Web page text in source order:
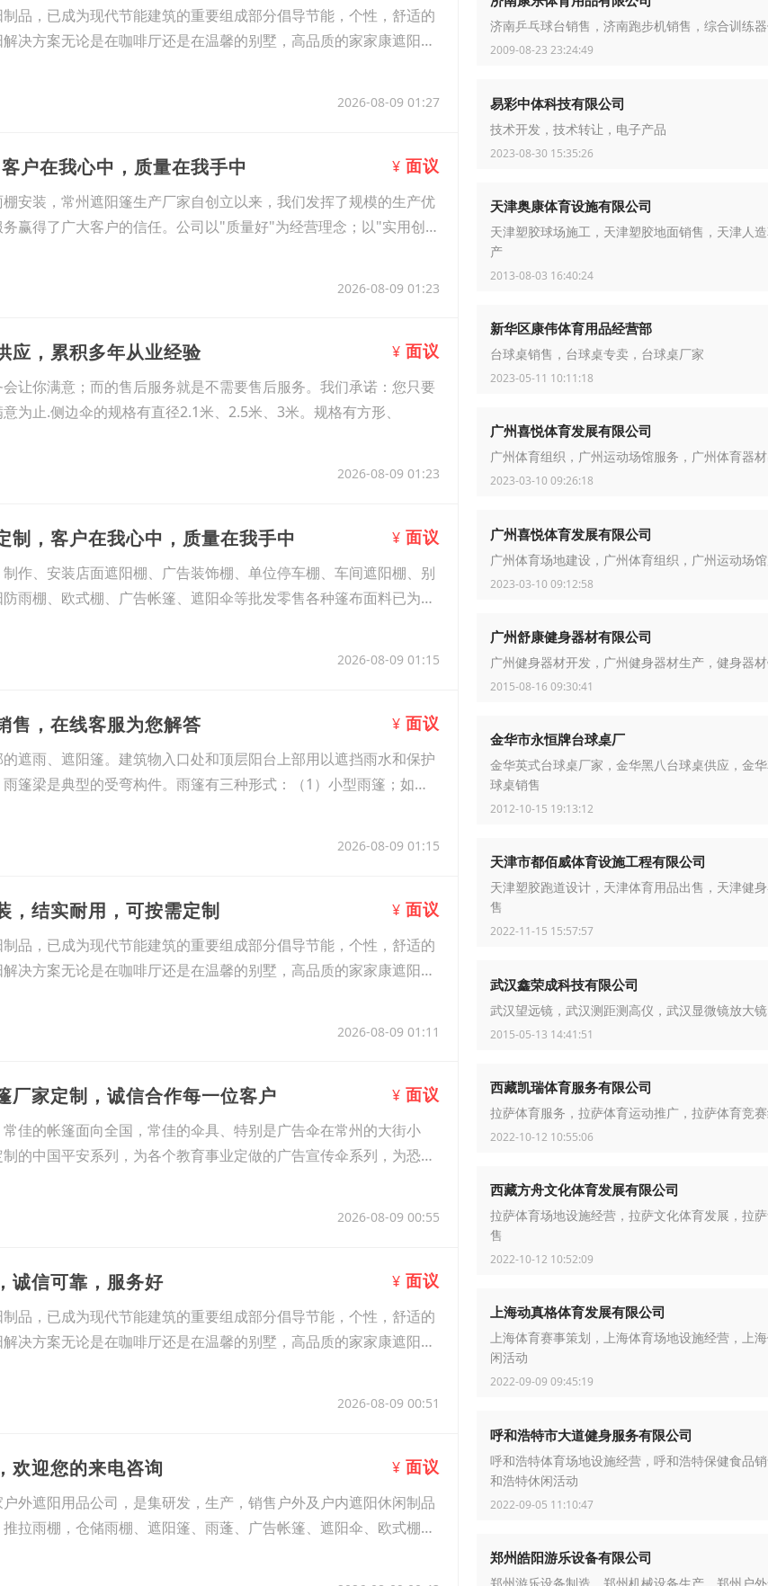
品，已成为现代节能建筑的重要组成部分倡导节能，个性，舒适的
决方案无论是在咖啡厅还是在温馨的别墅，高品质的家家康遮阳休
2026-08-09 01:27
户在我心中，质量在我手中 ¥ 面议
安装，常州遮阳篷生产厂家自创立以来，我们发挥了规模的生产优
赢得了广大客户的信任。公司以"质量好"为经营理念；以"实用创
2026-08-09 01:23
应，累积多年从业经验 ¥ 面议
让你满意；而的售后服务就是不需要售后服务。我们承诺：您只要
为止.侧边伞的规格有直径2.1米、2.5米、3米。规格有方形、
2026-08-09 01:23
制，客户在我心中，质量在我手中 ¥ 面议
作、安装店面遮阳棚、广告装饰棚、单位停车棚、车间遮阳棚、别
雨棚、欧式棚、广告帐篷、遮阳伞等批发零售各种篷布面料已为中
2026-08-09 01:15
售，在线客服为您解答 ¥ 面议
遮雨、遮阳篷。建筑物入口处和顶层阳台上部用以遮挡雨水和保护
篷梁是典型的受弯构件。雨篷有三种形式：（1）小型雨篷；如：
2026-08-09 01:15
，结实耐用，可按需定制 ¥ 面议
品，已成为现代节能建筑的重要组成部分倡导节能，个性，舒适的
决方案无论是在咖啡厅还是在温馨的别墅，高品质的家家康遮阳休
2026-08-09 01:11
厂家定制，诚信合作每一位客户 ¥ 面议
佳的帐篷面向全国，常佳的伞具、特别是广告伞在常州的大街小
的中国平安系列，为各个教育事业定做的广告宣传伞系列，为恐龙
2026-08-09 00:55
诚信可靠，服务好 ¥ 面议
品，已成为现代节能建筑的重要组成部分倡导节能，个性，舒适的
决方案无论是在咖啡厅还是在温馨的别墅，高品质的家家康遮阳休
2026-08-09 00:51
欢迎您的来电咨询 ¥ 面议
外遮阳用品公司，是集研发，生产，销售户外及户内遮阳休闲制品
拉雨棚，仓储雨棚、遮阳篷、雨蓬、广告帐篷、遮阳伞、欧式棚等
济南乒乓球台销售，济南跑步机销售，综合训练
2009-08-23 23:24:49
易彩中体科技有限公司
技术开发，技术转让，电子产品
2023-08-30 15:35:26
天津奥康体育设施有限公司
天津塑胶球场施工，天津塑胶地面销售，天津人
产
2013-08-03 16:40:24
新华区康伟体育用品经营部
台球桌销售，台球桌专卖，台球桌厂家
2023-05-11 10:11:18
广州喜悦体育发展有限公司
广州体育组织，广州运动场馆服务，广州体育器
2023-03-10 09:26:18
广州喜悦体育发展有限公司
广州体育场地建设，广州体育组织，广州运动场
2023-03-10 09:12:58
广州舒康健身器材有限公司
广州健身器材开发，广州健身器材生产，健身器
2015-08-16 09:30:41
金华市永恒牌台球桌厂
金华英式台球桌厂家，金华黑八台球桌供应，金
球桌销售
2012-10-15 19:13:12
天津市都佰威体育设施工程有限公司
天津塑胶跑道设计，天津体育用品出售，天津健
售
2022-11-15 15:57:57
武汉鑫荣成科技有限公司
武汉望远镜，武汉测距测高仪，武汉显微镜放大镜
2015-05-13 14:41:51
西藏凯瑞体育服务有限公司
拉萨体育服务，拉萨体育运动推广，拉萨体育竞
2022-10-12 10:55:06
西藏方舟文化体育发展有限公司
拉萨体育场地设施经营，拉萨文化体育发展，拉
售
2022-10-12 10:52:09
上海动真格体育发展有限公司
上海体育赛事策划，上海体育场地设施经营，上
闲活动
2022-09-09 09:45:19
呼和浩特市大道健身服务有限公司
呼和浩特体育场地设施经营，呼和浩特保健食品
和浩特休闲活动
2022-09-05 11:10:47
郑州皓阳游乐设备有限公司